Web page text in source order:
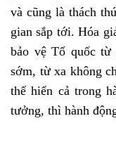
và cũng là thách
gian sắp tới. Hóa
bảo vệ Tổ quốc
sớm, từ xa không
thể hiển cả trong
tưởng, thì hành